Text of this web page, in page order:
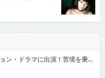
ン・ドラマに出演！苦境を乗...